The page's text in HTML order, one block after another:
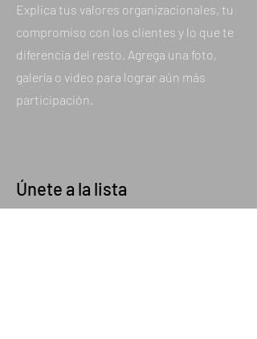
Explica tus valores organizacionales, tu
compromiso con los clientes y lo que te
diferencia del resto. Agrega una foto,
galería o video para lograr aún más
participación.
Únete a la lista